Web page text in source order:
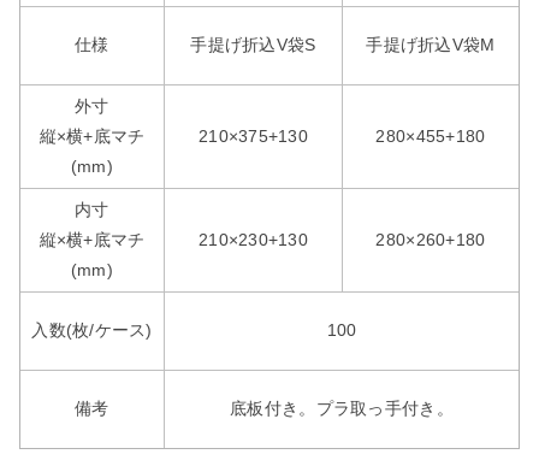
仕様 手提げ折込V袋S 手提げ折込V袋M
外寸
縦×横+底マチ
(mm)
210×375+130 280×455+180
内寸
縦×横+底マチ
(mm)
210×230+130 280×260+180
入数(枚/ケース) 100
備考 底板付き。プラ取っ手付き。